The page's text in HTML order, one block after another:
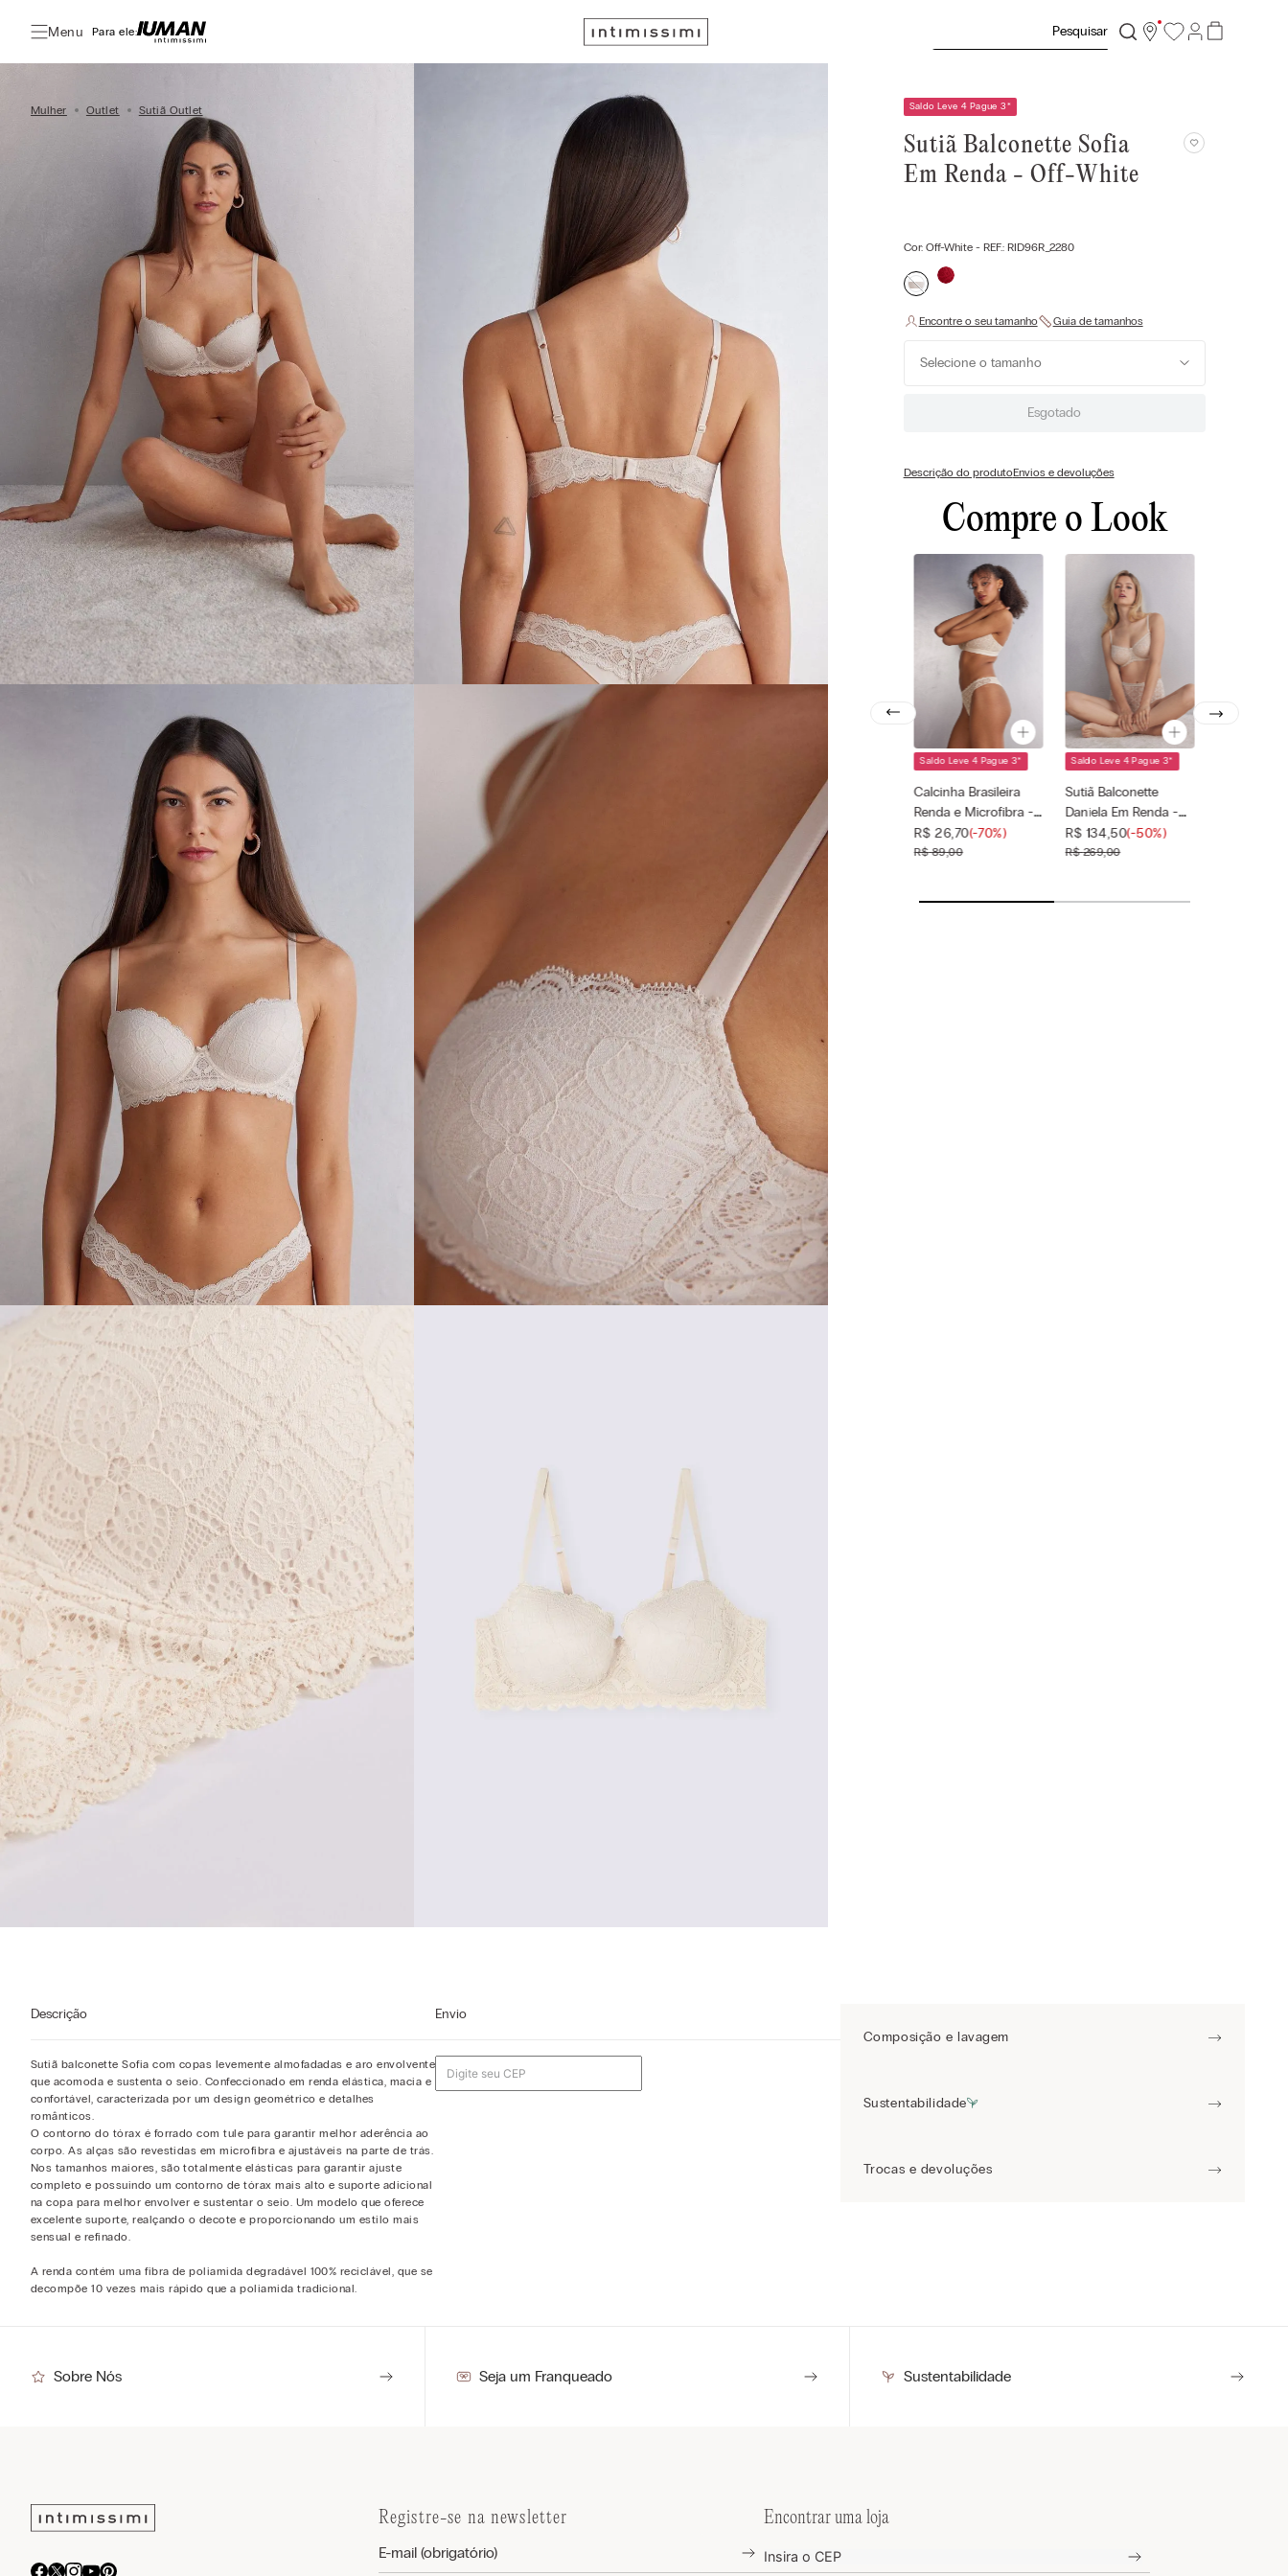
Menu Para ele:
Mulher Outlet Sutiã Outlet Saldo Leve 4 Pague 3*
Sutiã Balconette Sofia
Em Renda - Off-White
Cor: Off-White- REF.: RID96R_2280
Selecione o tamanho
Esgotado
Descrição do produtoEnvios e devoluções
Compre o Look
Cor selecionada
Off-White -
2280 - Seta
Tamanho
selecionado
Saldo Leve 4 Pague 3*
Calcinha Brasileira
Renda e Microfibra -
Off-White
R$ 26,70(-70%)
R$ 89,00
Cor selecionada
Off-White -
2280 - Seta
Tamanho
selecionado
Saldo Leve 4 Pague 3*
Sutiã Balconette
Daniela Em Renda -
Off-White
R$ 134,50(-50%)
R$ 269,00
Descrição
Sutiã balconette Sofia com copas levemente almofadadas e aro envolvente
que acomoda e sustenta o seio. Confeccionado em renda elástica, macia e
confortável, caracterizada por um design geométrico e detalhes
românticos.
O contorno do tórax é forrado com tule para garantir melhor aderência ao
corpo. As alças são revestidas em microfibra e ajustáveis na parte de trás.
Nos tamanhos maiores, são totalmente elásticas para garantir ajuste
completo e possuindo um contorno de tórax mais alto e suporte adicional
na copa para melhor envolver e sustentar o seio. Um modelo que oferece
excelente suporte, realçando o decote e proporcionando um estilo mais
sensual e refinado.
A renda contém uma fibra de poliamida degradável 100% reciclável, que se
decompõe 10 vezes mais rápido que a poliamida tradicional.
Envio
Composição e lavagem
Sustentabilidade
Trocas e devoluções
Sobre Nós Seja um Franqueado Sustentabilidade
Registre-se na newsletter Encontrar uma loja